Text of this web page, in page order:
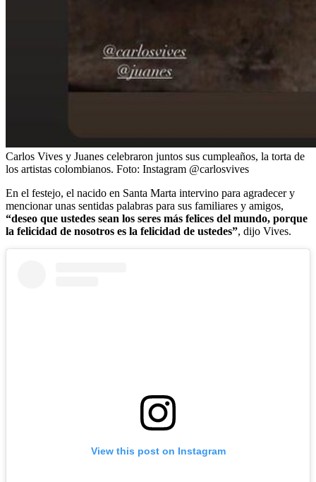
Carlos Vives y Juanes celebraron juntos sus cumpleaños, la torta de
los artistas colombianos. Foto: Instagram @carlosvives
En el festejo, el nacido en Santa Marta intervino para agradecer y
mencionar unas sentidas palabras para sus familiares y amigos,
“deseo que ustedes sean los seres más felices del mundo, porque
la felicidad de nosotros es la felicidad de ustedes”, dijo Vives.
View this post on Instagram